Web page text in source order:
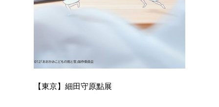
【東京】細田守原點展